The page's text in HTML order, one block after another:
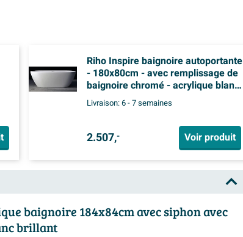
Riho Inspire baignoire autoportante
- 180x80cm - avec remplissage de
baignoire chromé - acrylique blanc
brillant
Livraison:6 - 7 semaines
2.507,- Voir produit
baignoire 184x84cm avec siphon avec
brillant